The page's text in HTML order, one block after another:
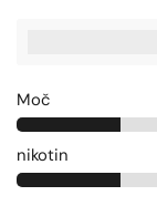
Moč
nikotin